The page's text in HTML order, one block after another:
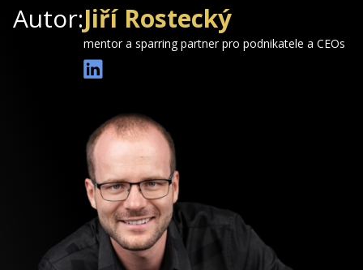
Autor:Jiří Rostecký
mentor a sparring partner pro podnikatele a CEOs